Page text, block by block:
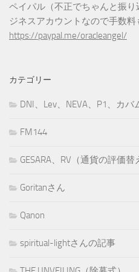
ペイパル（不正でちゃんと振
ジネスアカウントなので手数料
https://paypal.me/oracleangel/
カテゴリー
DNI、Lev、NEVA、P1、カバ
FM144
GESARA、RV（通貨の評価替
Goritanさん
Qanon
spiritual-lightさんの記事